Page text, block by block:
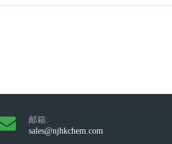
邮箱:
sales@njhkchem.com